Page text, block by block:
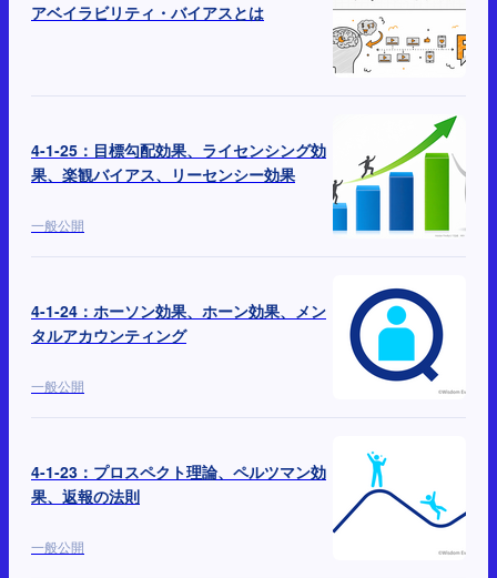
アベイラビリティ・バイアスとは
4-1-25：目標勾配効果、ライセンシング効
果、楽観バイアス、リーセンシー効果
一般公開
4-1-24：ホーソン効果、ホーン効果、メン
タルアカウンティング
一般公開
4-1-23：プロスペクト理論、ペルツマン効
果、返報の法則
一般公開